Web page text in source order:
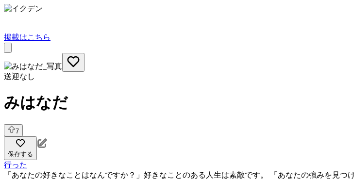
掲載はこちら
送迎なし
みはなだ
7
保存する
行った
「あなたの好きなことはなんですか？」好きなことのある人生は素敵です。 「あなたの強みを見